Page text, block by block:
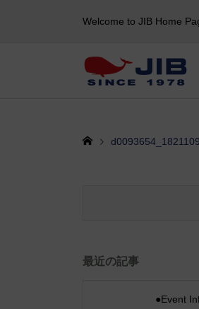
Welcome to JIB Home
最近の記事
●Event